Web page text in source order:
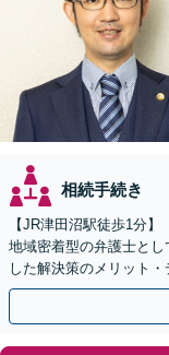
相続手続き
【JR津田沼駅徒歩1分
地域密着型の弁護士と
した解決策のメリット
す【初回相談無料 】【